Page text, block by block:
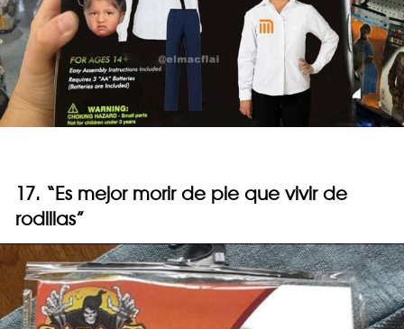
17. “Es mejor morir de pie que vivir de
rodillas”